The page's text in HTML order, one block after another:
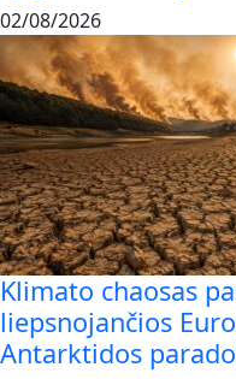
02/08/2026
Klimato chaosas
liepsnojančios
Antarktidos